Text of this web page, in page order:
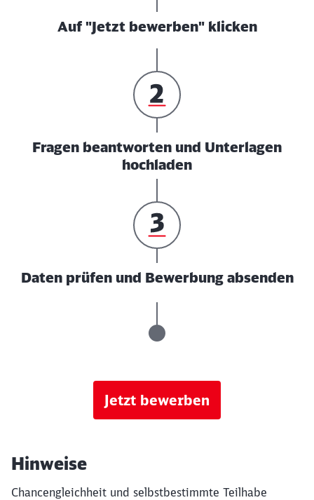
Auf "Jetzt bewerben" klicken
Fragen beantworten und Unterlagen
hochladen
Daten prüfen und Bewerbung absenden
Jetzt bewerben
Hinweise
Chancengleichheit und selbstbestimmte Teilhabe